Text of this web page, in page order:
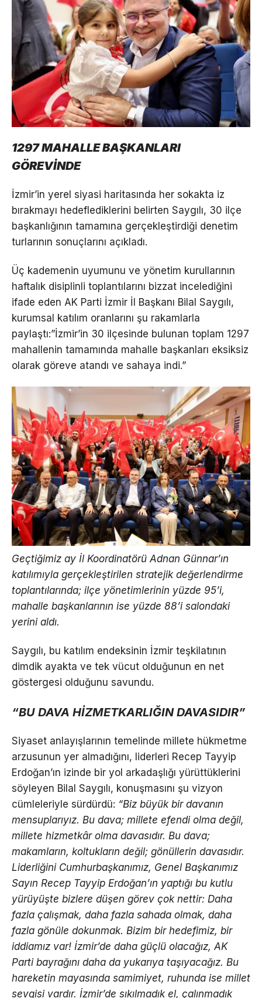
1297 MAHALLE BAŞKANLARI
GÖREVİNDE
İzmir’in yerel siyasi haritasında her sokakta iz
bırakmayı hedeflediklerini belirten Saygılı, 30 ilçe
başkanlığının tamamına gerçekleştirdiği denetim
turlarının sonuçlarını açıkladı.
Üç kademenin uyumunu ve yönetim kurullarının
haftalık disiplinli toplantılarını bizzat incelediğini
ifade eden AK Parti İzmir İl Başkanı Bilal Saygılı,
kurumsal katılım oranlarını şu rakamlarla
paylaştı:”İzmir’in 30 ilçesinde bulunan toplam 1297
mahallenin tamamında mahalle başkanları eksiksiz
olarak göreve atandı ve sahaya indi.”
Geçtiğimiz ay İl Koordinatörü Adnan Günnar’ın
katılımıyla gerçekleştirilen stratejik değerlendirme
toplantılarında; ilçe yönetimlerinin yüzde 95’i,
mahalle başkanlarının ise yüzde 88’i salondaki
yerini aldı.
Saygılı, bu katılım endeksinin İzmir teşkilatının
dimdik ayakta ve tek vücut olduğunun en net
göstergesi olduğunu savundu.
“BU DAVA HİZMETKARLIĞIN DAVASIDIR”
Siyaset anlayışlarının temelinde millete hükmetme
arzusunun yer almadığını, liderleri Recep Tayyip
Erdoğan’ın izinde bir yol arkadaşlığı yürüttüklerini
söyleyen Bilal Saygılı, konuşmasını şu vizyon
cümleleriyle sürdürdü: “Biz büyük bir davanın
mensuplarıyız. Bu dava; millete efendi olma değil,
millete hizmetkâr olma davasıdır. Bu dava;
makamların, koltukların değil; gönüllerin davasıdır.
Liderliğini Cumhurbaşkanımız, Genel Başkanımız
Sayın Recep Tayyip Erdoğan’ın yaptığı bu kutlu
yürüyüşte bizlere düşen görev çok nettir: Daha
fazla çalışmak, daha fazla sahada olmak, daha
fazla gönüle dokunmak. Bizim bir hedefimiz, bir
iddiamız var! İzmir’de daha güçlü olacağız, AK
Parti bayrağını daha da yukarıya taşıyacağız. Bu
hareketin mayasında samimiyet, ruhunda ise millet
sevgisi vardır. İzmir’de sıkılmadık el, çalınmadık